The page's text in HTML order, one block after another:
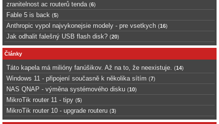
zranitelnost ac routerů tenda (6)
Fable 5 is back (5)
Anthropic vypol najvykonejsie modely - pre vsetkych (16)
Jak odhalit falešný USB flash disk? (20)
Články
Táto kapela má milióny fanúšikov. Až na to, že neexistuje. (14)
Windows 11 - připojení současně k několika sítím (7)
NAS QNAP - výměna systémového disku (10)
MikroTik router 11 - tipy (5)
MikroTik router 10 - upgrade routeru (3)